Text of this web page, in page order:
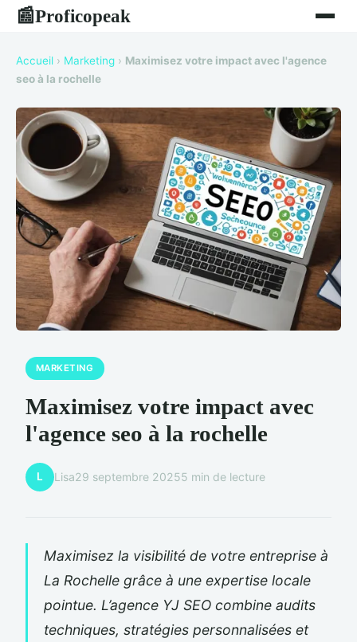
📰Proficopeak
Accueil › Marketing › Maximisez votre impact avec l'agence
seo à la rochelle
MARKETING
Maximisez votre impact avec
l'agence seo à la rochelle
L Lisa29 septembre 20255 min de lecture
Maximisez la visibilité de votre entreprise à
La Rochelle grâce à une expertise locale
pointue. L’agence YJ SEO combine audits
techniques, stratégies personnalisées et